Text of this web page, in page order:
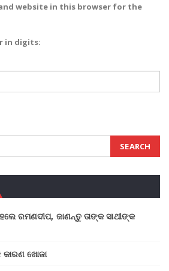
and website in this browser for the
in digits:
ରମଣଦୀପ, ଜାଣନ୍ତୁ ତାଙ୍କ ସାଥୀଙ୍କ
କାରଣ ଖୋଜା